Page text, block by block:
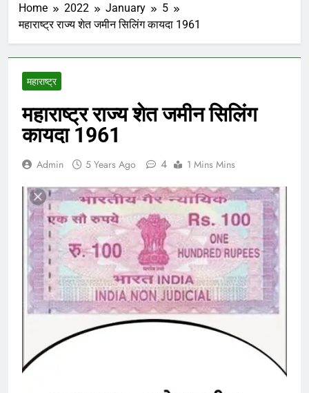
Home 2022 January
5
महाराष्ट्र राज्य शेत जमीन सिलिंग कायदा 1961
महाराष्ट्र
महाराष्ट्र राज्य शेत जमीन सिलिंग
कायदा 1961
Admin 5 Years Ago 4 1 Mins Mins